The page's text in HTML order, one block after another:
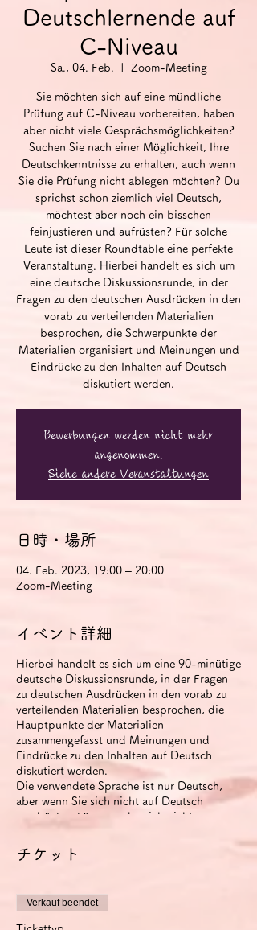
Deutschlernende auf
C-Niveau
Sa., 04. Feb. Zoom-Meeting
Sie möchten sich auf eine mündliche
Prüfung auf C-Niveau vorbereiten, haben
aber nicht viele Gesprächsmöglichkeiten?
Suchen Sie nach einer Möglichkeit, Ihre
Deutschkenntnisse zu erhalten, auch wenn
Sie die Prüfung nicht ablegen möchten? Du
sprichst schon ziemlich viel Deutsch,
möchtest aber noch ein bisschen
feinjustieren und aufrüsten? Für solche
Leute ist dieser Roundtable eine perfekte
Veranstaltung. Hierbei handelt es sich um
eine deutsche Diskussionsrunde, in der
Fragen zu den deutschen Ausdrücken in den
vorab zu verteilenden Materialien
besprochen, die Schwerpunkte der
Materialien organisiert und Meinungen und
Eindrücke zu den Inhalten auf Deutsch
diskutiert werden.
Bewerbungen werden nicht mehr
angenommen.
Siehe andere Veranstaltungen
日時・場所
04. Feb. 2023, 19:00 – 20:00
Zoom-Meeting
イベント詳細
Hierbei handelt es sich um eine 90-minütige
deutsche Diskussionsrunde, in der Fragen
zu deutschen Ausdrücken in den vorab zu
verteilenden Materialien besprochen, die
Hauptpunkte der Materialien
zusammengefasst und Meinungen und
Eindrücke zu den Inhalten auf Deutsch
diskutiert werden.
Die verwendete Sprache ist nur Deutsch,
aber wenn Sie sich nicht auf Deutsch
ausdrücken können oder sich nicht
Sie Japanisch verwenden (um Zeit zu
sparen).
Der runde Tisch wird aufgezeichnet. Das
Video steht den Teilnehmern zwei Wochen
nach Ende der Veranstaltung zur Verfügung.
Wenn Sie die Option
チケット
Verkauf beendet